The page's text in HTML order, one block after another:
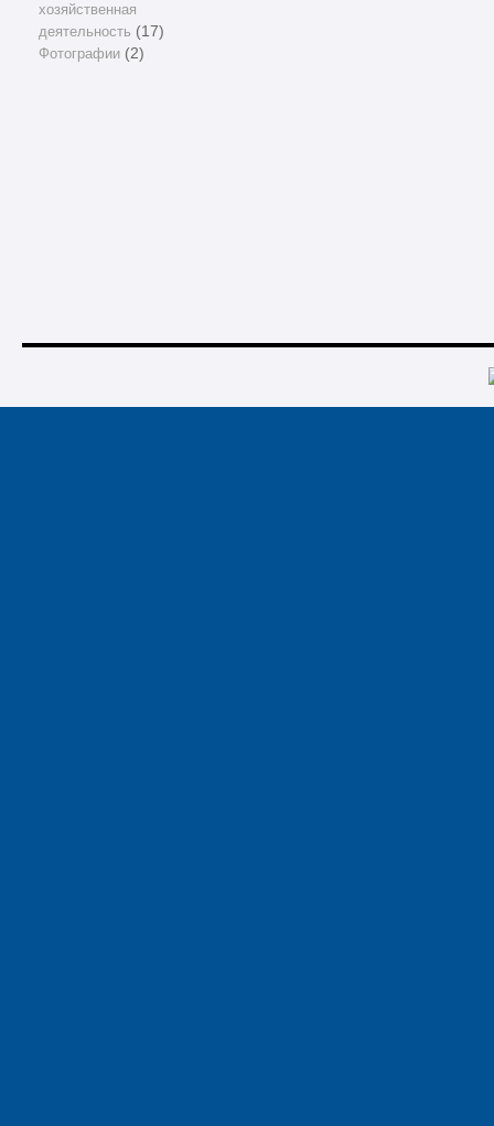
хозяйственная
деятельность (17)
Фотографии(2)